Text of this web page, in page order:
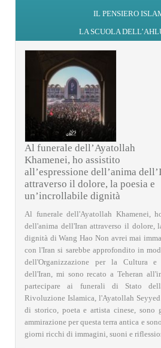
IL PENSIERO
LA SCUOLA
Al funerale dell’Ayatollah
Khamenei, ho assistito
all’espressione dell’anima
attraverso il dolore, la poesia e
un’incrollabile dignità
Al funerale dell'Ayatollah Khamenei,
dell'anima dell'Iran attraverso il dolore,
dignità di Wang Hao Non avrei mai
con l'Iran si sarebbe approfondito in
dell'Organizzazione per la Cultura
dell'Iran, mi sono recato a Teheran
partecipare ai funerali di Stato
Rivoluzione Islamica, l'Ayatollah
di storico, poeta e artista cinese, sono
ammirazione per questa terra antica e
giorni ricchi di immagini, suoni e